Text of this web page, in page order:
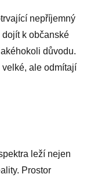
nepříjemný
k občanské
důvodu.
ale odmítají
leží nejen
Prostor